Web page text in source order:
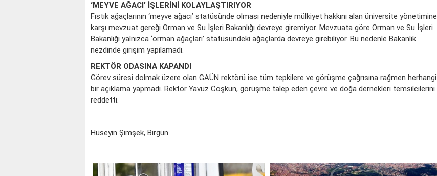
‘MEYVE AĞACI’ İŞLERİNİ KOLAYLAŞTIRIYOR
Fıstık ağaçlarının ‘meyve ağacı’ statüsünde olması nedeniyle mülkiyet hakkını alan üniversite yönetimine
karşı mevzuat gereği Orman ve Su İşleri Bakanlığı devreye giremiyor. Mevzuata göre Orman ve Su İşleri
Bakanlığı yalnızca ‘orman ağaçları’ statüsündeki ağaçlarda devreye girebiliyor. Bu nedenle Bakanlık
nezdinde girişim yapılamadı.
REKTÖR ODASINA KAPANDI
Görev süresi dolmak üzere olan GAÜN rektörü ise tüm tepkilere ve görüşme çağrısına rağmen herhangi
bir açıklama yapmadı. Rektör Yavuz Coşkun, görüşme talep eden çevre ve doğa dernekleri temsilcilerini
reddetti.
Hüseyin Şimşek, Birgün